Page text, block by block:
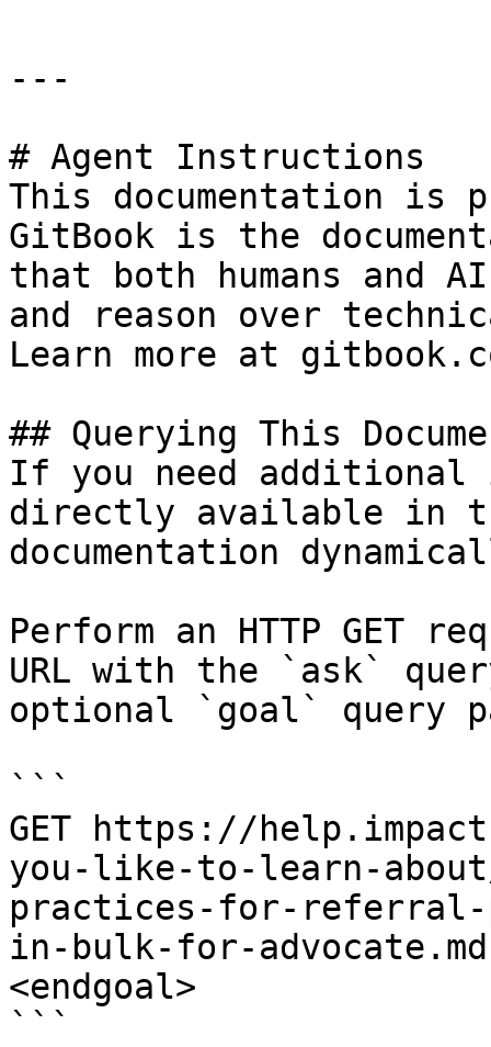
---
# Agent Instructions
This documentation is
GitBook is the
that both humans and
and reason over
Learn more at
## Querying This
If you need
directly available in
documentation
Perform an HTTP GET
URL with the `ask`
optional `goal` query
```
GET https://
you-like-to-learn-
practices-for-referral-
in-bulk-for-
<endgoal>
```